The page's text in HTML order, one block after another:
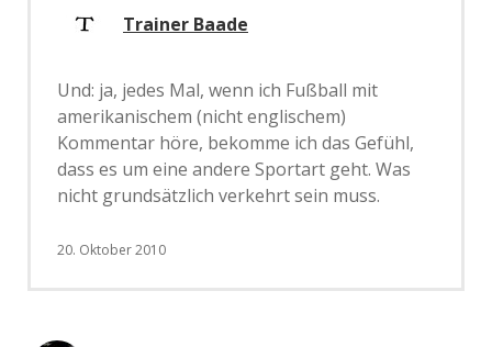
Trainer Baade
Und: ja, jedes Mal, wenn ich Fußball mit
amerikanischem (nicht englischem)
Kommentar höre, bekomme ich das Gefühl,
dass es um eine andere Sportart geht. Was
nicht grundsätzlich verkehrt sein muss.
20. Oktober 2010